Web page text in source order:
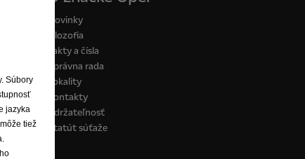
Novinky
Filozofia
Fakty a čísla
Správna rada
Lokality
Kontakty
Udržateľnosť
Štatút súťaže
Súbory
jazyka
tiež